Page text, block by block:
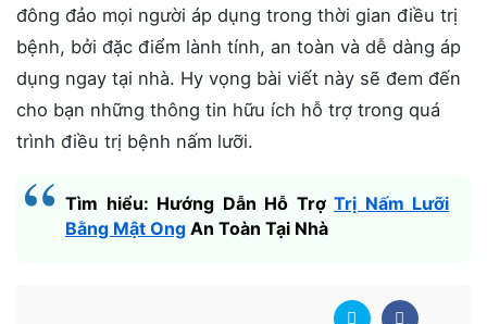
đông đảo mọi người áp dụng trong thời gian điều trị
bệnh, bởi đặc điểm lành tính, an toàn và dễ dàng áp
dụng ngay tại nhà. Hy vọng bài viết này sẽ đem đến
cho bạn những thông tin hữu ích hỗ trợ trong quá
trình điều trị bệnh nấm lưỡi.
Tìm hiểu: Hướng Dẫn Hỗ Trợ Trị Nấm Lưỡi
Bằng Mật Ong An Toàn Tại Nhà